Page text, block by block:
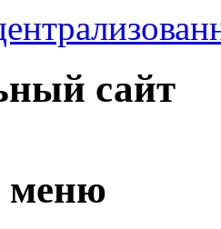
сайт
меню